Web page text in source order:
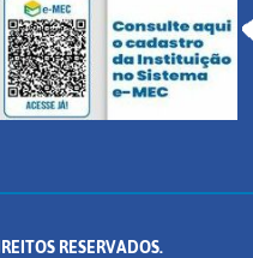
RESERVADOS.